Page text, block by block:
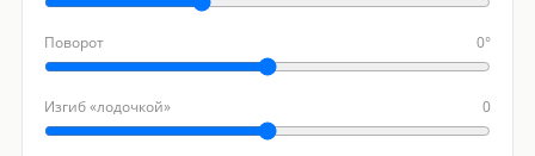
Поворот 0°
Изгиб «лодочкой» 0